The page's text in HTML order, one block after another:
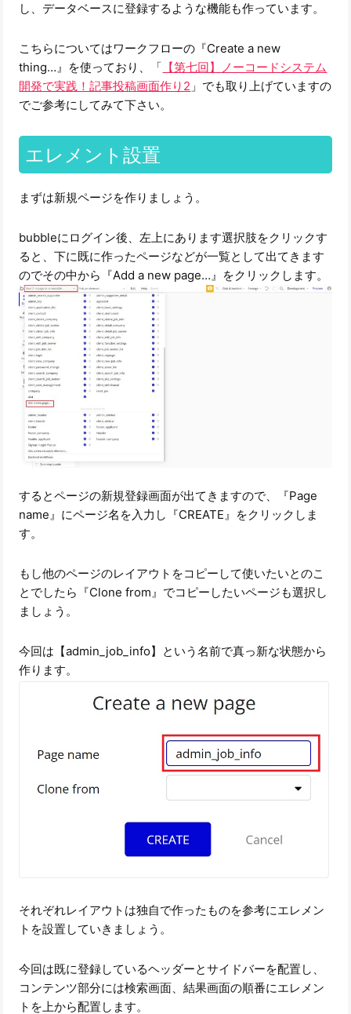
し、データベースに登録するような機能も作っています。
こちらについてはワークフローの『Create a new
thing…』を使っており、「 【第七回】ノーコードシステム
開発で実践！記事投稿画面作り2 」でも取り上げていますの
でご参考にしてみて下さい。
エレメント設置
まずは新規ページを作りましょう。
bubbleにログイン後、左上にあります選択肢をクリックす
ると、下に既に作ったページなどが一覧として出てきます
のでその中から『Add a new page…』をクリックします。
するとページの新規登録画面が出てきますので、『Page
name』にページ名を入力し『CREATE』をクリックしま
す。
もし他のページのレイアウトをコピーして使いたいとのこ
とでしたら『Clone from』でコピーしたいページも選択し
ましょう。
今回は【admin_job_info】という名前で真っ新な状態から
作ります。
それぞれレイアウトは独自で作ったものを参考にエレメン
トを設置していきましょう。
今回は既に登録しているヘッダーとサイドバーを配置し、
コンテンツ部分には検索画面、結果画面の順番にエレメン
トを上から配置します。